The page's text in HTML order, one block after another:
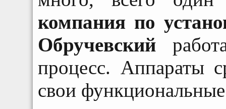
компания по
Обручевский
процесс. Аппараты
свои